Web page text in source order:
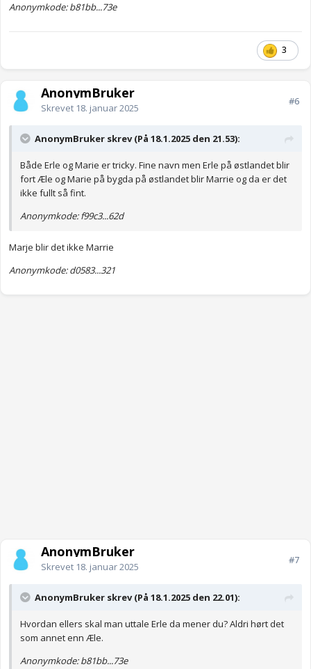
Anonymkode: b81bb...73e
3
AnonymBruker
Skrevet 18. januar 2025
#6
AnonymBruker skrev (På 18.1.2025 den 21.53):
Både Erle og Marie er tricky. Fine navn men Erle på østlandet blir
fort Æle og Marie på bygda på østlandet blir Marrie og da er det
ikke fullt så fint.
Anonymkode: f99c3...62d
Marje blir det ikke Marrie
Anonymkode: d0583...321
AnonymBruker
Skrevet 18. januar 2025
#7
AnonymBruker skrev (På 18.1.2025 den 22.01):
Hvordan ellers skal man uttale Erle da mener du? Aldri hørt det
som annet enn Æle.
Anonymkode: b81bb...73e